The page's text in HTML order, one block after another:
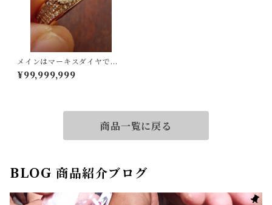
メインはマーキスダイヤで
す！K18ダイヤリング 13号
¥99,999,999
商品一覧に戻る
BLOG 商品紹介ブログ